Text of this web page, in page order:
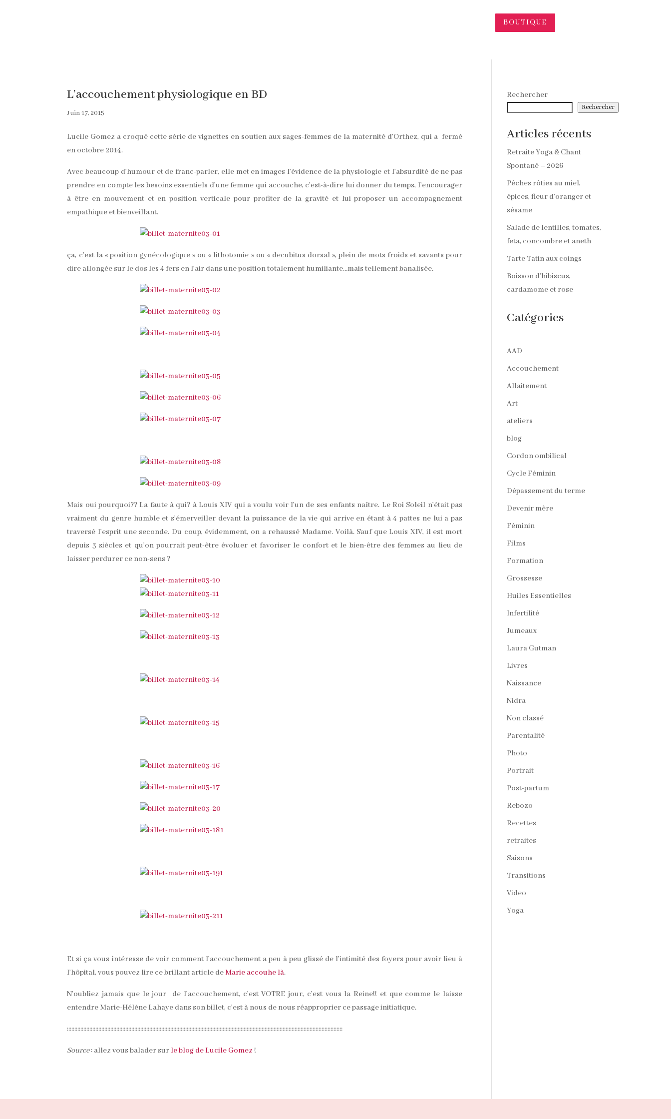
BOUTIQUE
L’accouchement physiologique en BD
Juin 17, 2015
Lucile Gomez a croqué cette série de vignettes en soutien aux sages-femmes de la maternité d’Orthez, qui a fermé
en octobre 2014.
Avec beaucoup d’humour et de franc-parler, elle met en images l’évidence de la physiologie et l’absurdité de ne pas
prendre en compte les besoins essentiels d’une femme qui accouche, c’est-à-dire lui donner du temps, l’encourager
à être en mouvement et en position verticale pour profiter de la gravité et lui proposer un accompagnement
empathique et bienveillant.
ça, c’est la « position gynécologique » ou « lithotomie » ou « decubitus dorsal », plein de mots froids et savants pour
dire allongée sur le dos les 4 fers en l’air dans une position totalement humiliante…mais tellement banalisée.
Mais oui pourquoi?? La faute à qui? à Louis XIV qui a voulu voir l’un de ses enfants naître. Le Roi Soleil n’était pas
vraiment du genre humble et s’émerveiller devant la puissance de la vie qui arrive en étant à 4 pattes ne lui a pas
traversé l’esprit une seconde. Du coup, évidemment, on a rehaussé Madame. Voilà. Sauf que Louis XIV, il est mort
depuis 3 siècles et qu’on pourrait peut-être évoluer et favoriser le confort et le bien-être des femmes au lieu de
laisser perdurer ce non-sens ?
Et si ça vous intéresse de voir comment l’accouchement a peu à peu glissé de l’intimité des foyers pour avoir lieu à
l’hôpital, vous pouvez lire ce brillant article de Marie accouhe là.
N’oubliez jamais que le jour de l’accouchement, c’est VOTRE jour, c’est vous la Reine!! et que comme le laisse
entendre Marie-Hélène Lahaye dans son billet, c’est à nous de nous réapproprier ce passage initiatique.
::::::::::::::::::::::::::::::::::::::::::::::::::::::::::::::::::::::::::::::::::::::::::::::::::::::::::::::::::::::::::::::::::::::::::::::::::::::::::::::::::::::::::::::::::::::::
Source: allez vous balader sur le blog de Lucile Gomez !
Rechercher
Rechercher
Articles récents
Retraite Yoga & Chant
Spontané – 2026
Pêches rôties au miel,
épices, fleur d’oranger et
sésame
Salade de lentilles, tomates,
feta, concombre et aneth
Tarte Tatin aux coings
Boisson d’hibiscus,
cardamome et rose
Catégories
AAD
Accouchement
Allaitement
Art
ateliers
blog
Cordon ombilical
Cycle Féminin
Dépassement du terme
Devenir mère
Féminin
Films
Formation
Grossesse
Huiles Essentielles
Infertilité
Jumeaux
Laura Gutman
Livres
Naissance
Nidra
Non classé
Parentalité
Photo
Portrait
Post-partum
Rebozo
Recettes
retraites
Saisons
Transitions
Video
Yoga